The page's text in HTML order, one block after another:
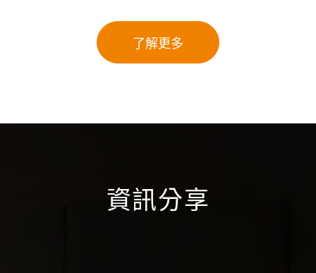
了解更多
資訊分享